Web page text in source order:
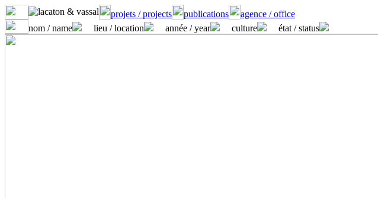
projets / projects publications agence / office
nom / name
lieu / location année / year culture état / status